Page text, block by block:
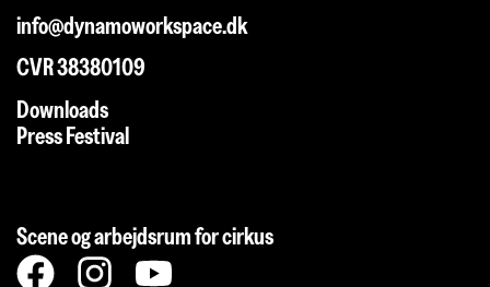
info@dynamoworkspace.dk
CVR 38380109
Downloads
Press Festival
Scene og arbejdsrum for cirkus